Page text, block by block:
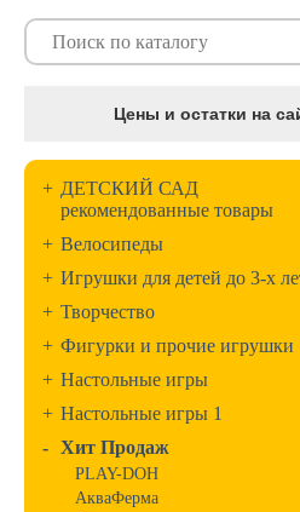
Цены и остатки на
+ ДЕТСКИЙ САД
рекомендованные товары
+ Велосипеды
+ Игрушки для детей до 3-х
+ Творчество
+ Фигурки и прочие игрушки
+ Настольные игры
+ Настольные игры 1
- Хит Продаж
PLAY-DOH
АкваФерма